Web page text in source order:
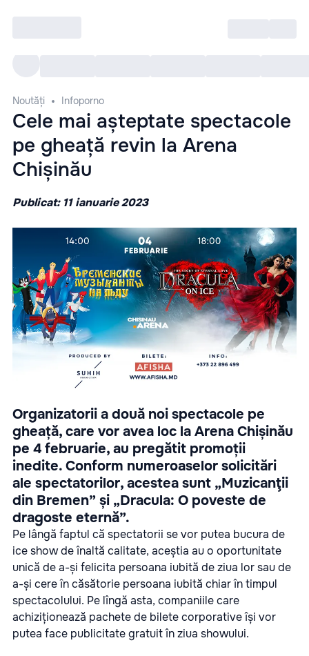
Noutăți Infoporno
Cele mai așteptate spectacole
pe gheață revin la Arena
Chișinău
Publicat: 11 ianuarie 2023
Organizatorii a două noi spectacole pe
gheață, care vor avea loc la Arena Chișinău
pe 4 februarie, au pregătit promoții
inedite. Conform numeroaselor solicitări
ale spectatorilor, acestea sunt „Muzicanţii
din Bremen” și „Dracula: O poveste de
dragoste eternă”.
Pe lângă faptul că spectatorii se vor putea bucura de
ice show de înaltă calitate, aceștia au o oportunitate
unică de a-și felicita persoana iubită de ziua lor sau de
a-și cere în căsătorie persoana iubită chiar în timpul
spectacolului. Pe lîngă asta, companiile care
achiziționează pachete de bilete corporative își vor
putea face publicitate gratuit în ziua showului.